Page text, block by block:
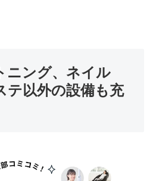
ニング、ネイル
テ以外の設備も充